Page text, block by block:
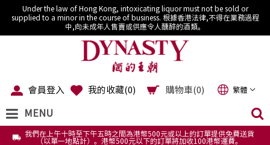
Under the law of Hong Kong, intoxicating liquor must not be sold or
supplied to a minor in the course of business. 根據香港法律,不得在業務過程
中,向未成年人售賣或供應令人醺醉的酒類。
會員登入 我的收藏(0) 購物車(0) 繁體
MENU
我們在上午十時至下午五時之間為港幣500元或以上的訂單提供免費送貨
（以單一地點計）。港幣500元以下的訂單將加收100港幣運費。